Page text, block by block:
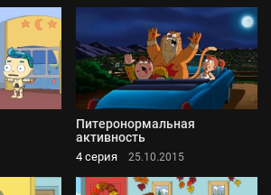
Питеронормальная
активность
4 серия 25.10.2015